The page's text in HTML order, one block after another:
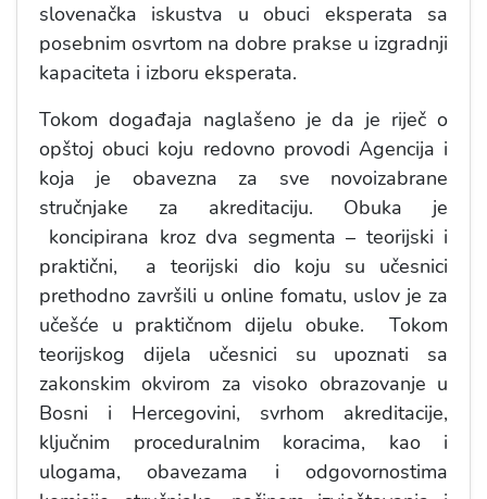
slovenačka iskustva u obuci eksperata sa
posebnim osvrtom na dobre prakse u izgradnji
kapaciteta i izboru eksperata.
Tokom događaja naglašeno je da je riječ o
opštoj obuci koju redovno provodi Agencija i
koja je obavezna za sve novoizabrane
stručnjake za akreditaciju. Obuka je
koncipirana kroz dva segmenta – teorijski i
praktični, a teorijski dio koju su učesnici
prethodno završili u online fomatu, uslov je za
učešće u praktičnom dijelu obuke. Tokom
teorijskog dijela učesnici su upoznati sa
zakonskim okvirom za visoko obrazovanje u
Bosni i Hercegovini, svrhom akreditacije,
ključnim proceduralnim koracima, kao i
ulogama, obavezama i odgovornostima